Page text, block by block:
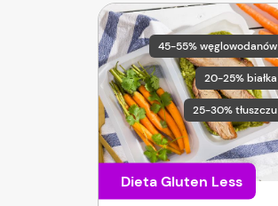
45-55% węglowodanów
20-25% białka
25-30% tłuszczu
Dieta Gluten Less